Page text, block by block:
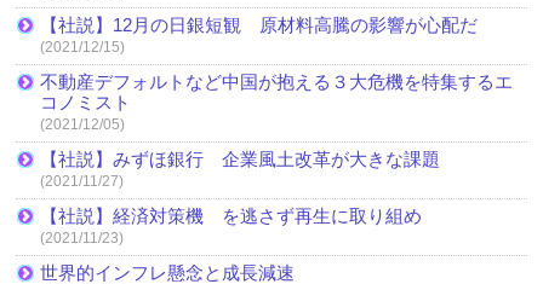
【社説】12月の日銀短観 原材料高騰の影響が心配だ
(2021/12/15)
不動産デフォルトなど中国が抱える３大危機を特集するエ
コノミスト
(2021/12/05)
【社説】みずほ銀行 企業風土改革が大きな課題
(2021/11/27)
【社説】経済対策機 を逃さず再生に取り組め
(2021/11/23)
世界的インフレ懸念と成長減速